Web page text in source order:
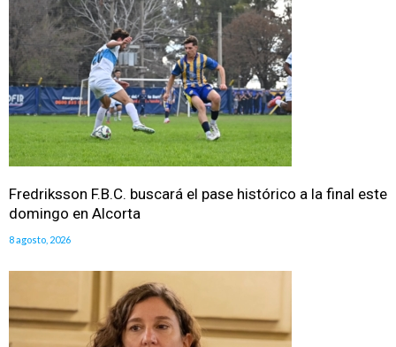
Fredriksson F.B.C. buscará el pase histórico a la final este
domingo en Alcorta
8 agosto, 2026